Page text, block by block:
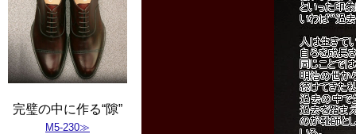
完璧の中に作る“隙”
M5-230≫